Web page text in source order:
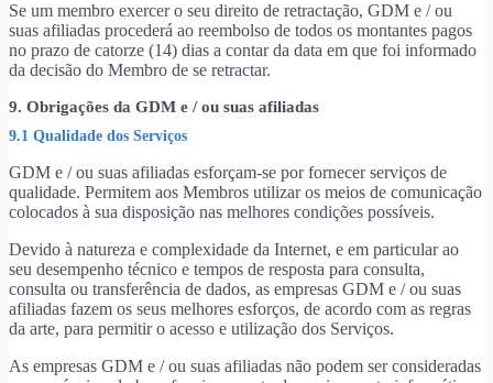
Se um membro exercer o seu direito de retractação, GDM e / ou
suas afiliadas procederá ao reembolso de todos os montantes pagos
no prazo de catorze (14) dias a contar da data em que foi informado
da decisão do Membro de se retractar.
9. Obrigações da GDM e / ou suas afiliadas
9.1 Qualidade dos Serviços
GDM e / ou suas afiliadas esforçam-se por fornecer serviços de
qualidade. Permitem aos Membros utilizar os meios de comunicação
colocados à sua disposição nas melhores condições possíveis.
Devido à natureza e complexidade da Internet, e em particular ao
seu desempenho técnico e tempos de resposta para consulta,
consulta ou transferência de dados, as empresas GDM e / ou suas
afiliadas fazem os seus melhores esforços, de acordo com as regras
da arte, para permitir o acesso e utilização dos Serviços.
As empresas GDM e / ou suas afiliadas não podem ser consideradas